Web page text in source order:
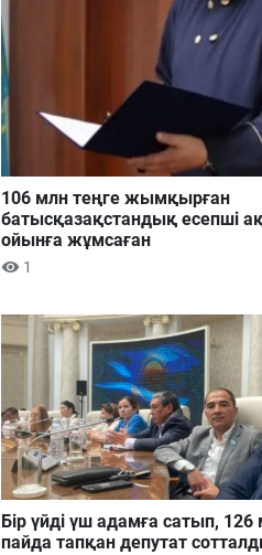
106 млн теңге жымқырған
батысқазақстандық есепші
ойынға жұмсаған
1
Бір үйді үш адамға сатып,
пайда тапқан депутат